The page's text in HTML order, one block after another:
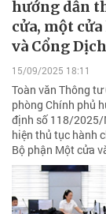
hướng dẫn
cửa, một
và Cổng
15/09/2025 18:11
Toàn văn Thông
phòng Chính phủ
định số 118/2025/
hiện thủ tục hành
Bộ phận Một cửa